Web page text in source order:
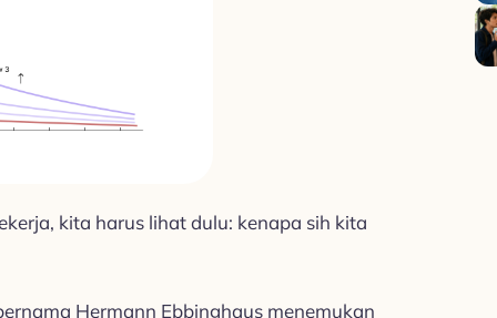
kita harus lihat dulu: kenapa sih kita
Hermann Ebbinghaus menemukan